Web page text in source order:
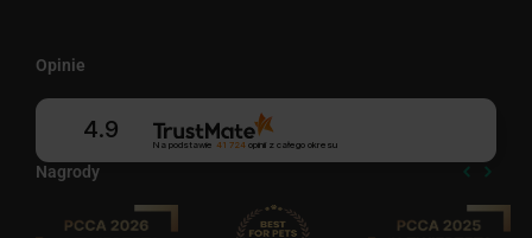
Nagrody
Opinie
4.9
Na podstawie 41 724 opinii z całego okresu